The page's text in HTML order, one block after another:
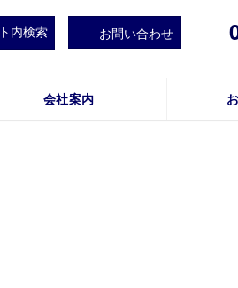
お問い合わせ
会社案内